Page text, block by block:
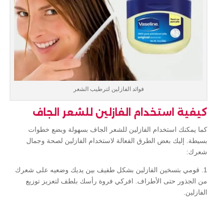
فوائد الفازلين لترطيب الشعر
كيفية استخدام الفازلين للشعر الجاف
كما يمكنك استخدام الفازلين للشعر الجاف بسهولة وبضع خطوات
بسيطة. إليك بعض الطرق الفعالة لاستخدام الفازلين لصحة وجمال
شعرك:
1. قومي بتسخين الفازلين بشكل طفيف بين يديك وضعيه على شعرك
من الجذور حتى الأطراف. افركي فروة رأسك بلطف لتعزيز توزيع
الفازلين.